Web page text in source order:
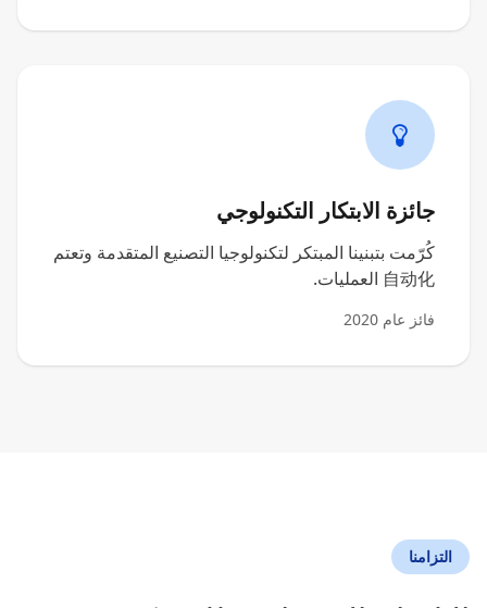
جائزة الابتكار التكنولوجي
كُرّمت بتبنينا المبتكر لتكنولوجيا التصنيع المتقدمة وتعتم
自动化 العمليات.
فائز عام 2020
التزامنا